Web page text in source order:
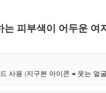
는 피부색이 어두운 여
사용 (지구본 아이콘 → 웃는 얼